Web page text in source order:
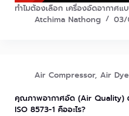
ทำไมต้องเลือก เครื่องอัดอากาศแ
Atchima Nathong
03/
Air Compressor, Air
คุณภาพอากาศอัด (Air Quality)
ISO 8573-1 คืออะไร?